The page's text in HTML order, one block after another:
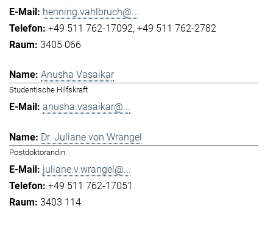
henning.vahlbruch@...
+49 511 762-17092 +49 511 762-2782
3405 066
Anusha Vasaikar
Studentische Hilfskraft
anusha.vasaikar@...
Dr. Juliane von Wrangel
Postdoktorandin
juliane.v.wrangel@...
+49 511 762-17051
3403 114